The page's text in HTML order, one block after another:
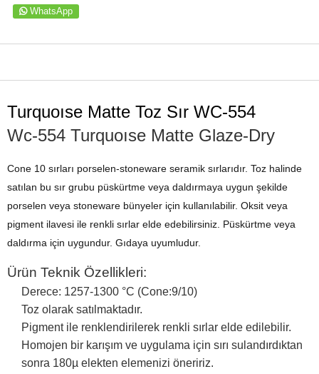
WhatsApp
Turquoıse Matte Toz Sır WC-554
Wc-554 Turquoıse Matte Glaze-Dry
Cone 10 sırları porselen-stoneware seramik sırlarıdır. Toz halinde
satılan bu sır grubu püskürtme veya daldırmaya uygun şekilde
porselen veya stoneware bünyeler için kullanılabilir. Oksit veya
pigment ilavesi ile renkli sırlar elde edebilirsiniz. Püskürtme veya
daldırma için uygundur. Gıdaya uyumludur.
Ürün Teknik Özellikleri:
Derece: 1257-1300 °C (Cone:9/10)
Toz olarak satılmaktadır.
Pigment ile renklendirilerek renkli sırlar elde edilebilir.
Homojen bir karışım ve uygulama için sırı sulandırdıktan
sonra 180µ elekten elemenizi öneririz.